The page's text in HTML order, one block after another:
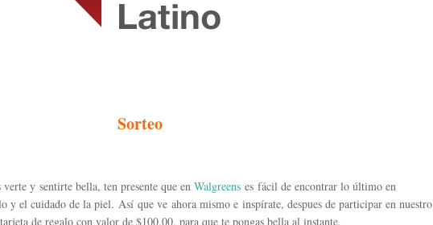
Sorteo
y sentirte bella, ten presente que en Walgreens es fácil de encontrar lo último en
y el cuidado de la piel. Así que ve ahora mismo e inspírate, despues de participar en nuestro
de regalo con valor de $100.00. para que te pongas bella al instante.